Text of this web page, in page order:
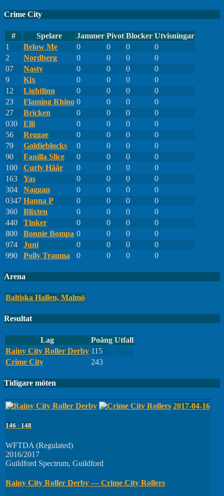
Crime City
# Spelare Jammer Pivot Blocker Utvisningar
1
Below Me 0 0 0
0
2
Nordberg 0 0 0
0
07
Nasty 0 0 0
0
9
Kix 0 0 0
0
12
Lightlinn 0 0 0
0
23
Flaming Rhino 0 0 0
0
27
Bricken 0 0 0
0
030
Elli 0 0 0
0
56
Reggae 0 0 0
0
79
Goldieblocks 0 0 0
0
90
Fanilla Slice 0 0 0
0
100
Curly Håår 0 0 0
0
163
Yas 0 0 0
0
304
Naggan 0 0 0
0
0347 Hanna P 0 0 0
0
360
Blixten 0 0 0
0
440
Tinker 0 0 0
0
800
Bonnie Bompa 0 0 0
0
974
Juni 0 0 0
0
990
Polly Trauma 0 0 0 0
Arena
Baltiska Hallen, Malmö
Resultat
Lag Poäng Utfall
Rainy City Roller Derby 115
Crime City
243
Tidigare möten
2017-04-16
146 - 148
WFTDA (Regulated)
2016/2017
Guildford Spectrum, Guildford
Rainy City Roller Derby — Crime City Rollers